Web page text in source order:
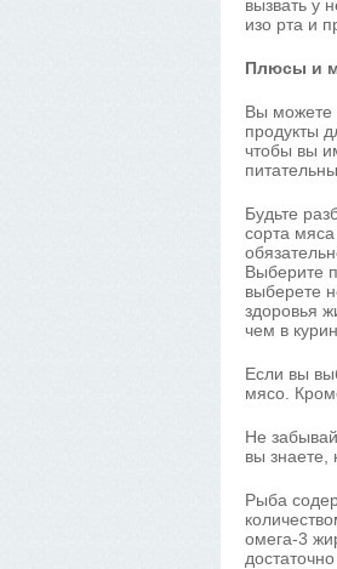
вызвать у
изо рта и
Плюсы и
Вы можете
продукты
чтобы вы
Будьте
сорта
Выберите
выберете
здоровья
чем в
Если вы
мясо.
Не
вы знаете,
Рыба
омега-3